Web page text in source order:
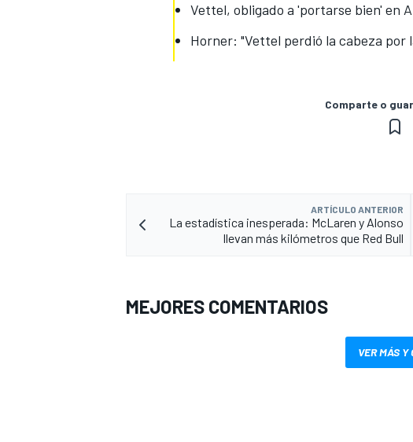
Vettel, obligado a 'portarse bien' en
Horner: "Vettel perdió la cabeza por
Comparte o
ARTÍCULO ANTERIOR
La estadística inesperada: McLaren y Alonso
llevan más kilómetros que Red Bull
MEJORES COMENTARIOS
VER MÁS Y